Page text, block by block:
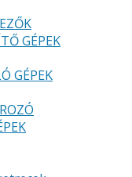
GÉPEK
GÉPEK